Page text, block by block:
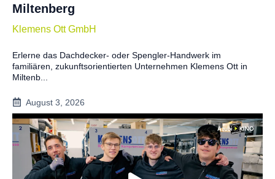
Miltenberg
Klemens Ott GmbH
Erlerne das Dachdecker- oder Spengler-Handwerk im
familiären, zukunftsorientierten Unternehmen Klemens Ott in
Miltenb...
August 3, 2026